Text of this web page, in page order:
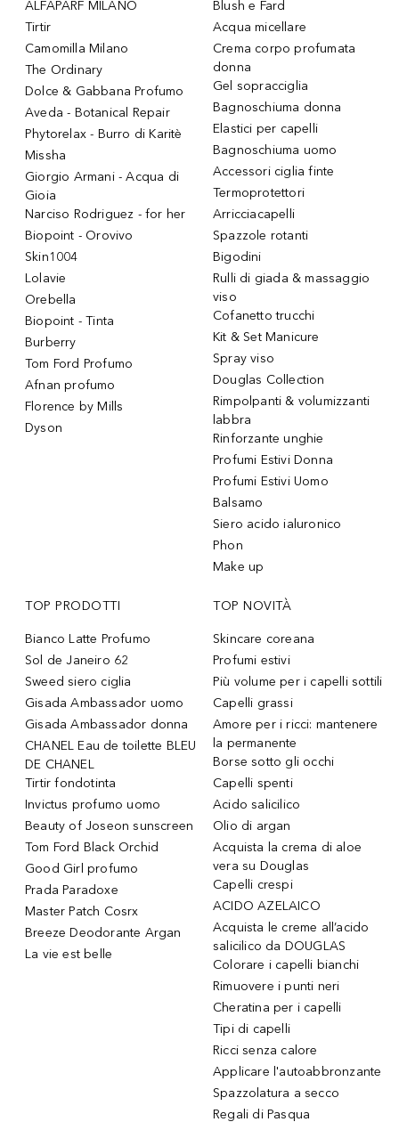
ALFAPARF MILANO
Tirtir
Camomilla Milano
The Ordinary
Dolce & Gabbana Profumo
Aveda - Botanical Repair
Phytorelax - Burro di Karitè
Missha
Giorgio Armani - Acqua di
Gioia
Narciso Rodriguez - for her
Biopoint - Orovivo
Skin1004
Lolavie
Orebella
Biopoint - Tinta
Burberry
Tom Ford Profumo
Afnan profumo
Florence by Mills
Dyson
Blush e Fard
Acqua micellare
Crema corpo profumata
donna
Gel sopracciglia
Bagnoschiuma donna
Elastici per capelli
Bagnoschiuma uomo
Accessori ciglia finte
Termoprotettori
Arricciacapelli
Spazzole rotanti
Bigodini
Rulli di giada & massaggio
viso
Cofanetto trucchi
Kit & Set Manicure
Spray viso
Douglas Collection
Rimpolpanti & volumizzanti
labbra
Rinforzante unghie
Profumi Estivi Donna
Profumi Estivi Uomo
Balsamo
Siero acido ialuronico
Phon
Make up
TOP PRODOTTI
Bianco Latte Profumo
Sol de Janeiro 62
Sweed siero ciglia
Gisada Ambassador uomo
Gisada Ambassador donna
CHANEL Eau de toilette BLEU
DE CHANEL
Tirtir fondotinta
Invictus profumo uomo
Beauty of Joseon sunscreen
Tom Ford Black Orchid
Good Girl profumo
Prada Paradoxe
Master Patch Cosrx
Breeze Deodorante Argan
La vie est belle
TOP NOVITÀ
Skincare coreana
Profumi estivi
Più volume per i capelli sottili
Capelli grassi
Amore per i ricci: mantenere
la permanente
Borse sotto gli occhi
Capelli spenti
Acido salicilico
Olio di argan
Acquista la crema di aloe
vera su Douglas
Capelli crespi
ACIDO AZELAICO
Acquista le creme all’acido
salicilico da DOUGLAS
Colorare i capelli bianchi
Rimuovere i punti neri
Cheratina per i capelli
Tipi di capelli
Ricci senza calore
Applicare l'autoabbronzante
Spazzolatura a secco
Regali di Pasqua